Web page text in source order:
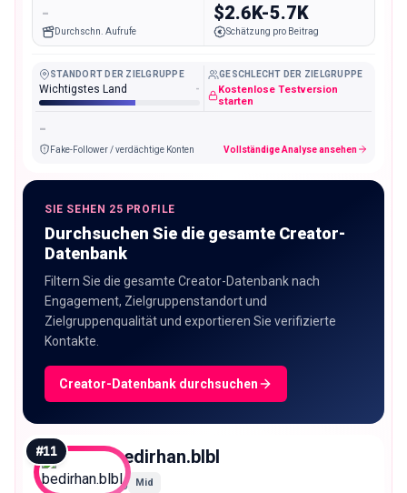
-
Durchschn. Aufrufe
$2.6K-5.7K
Schätzung pro Beitrag
STANDORT DER ZIELGRUPPE
Wichtigstes Land -
GESCHLECHT DER ZIELGRUPPE
Kostenlose Testversion
starten
-
Fake-Follower / verdächtige Konten Vollständige Analyse ansehen
SIE SEHEN 25 PROFILE
Durchsuchen Sie die gesamte Creator-
Datenbank
Filtern Sie die gesamte Creator-Datenbank nach
Engagement, Zielgruppenstandort und
Zielgruppenqualität und exportieren Sie verifizierte
Kontakte.
Creator-Datenbank durchsuchen
#11 bedirhan.blbl
Mid